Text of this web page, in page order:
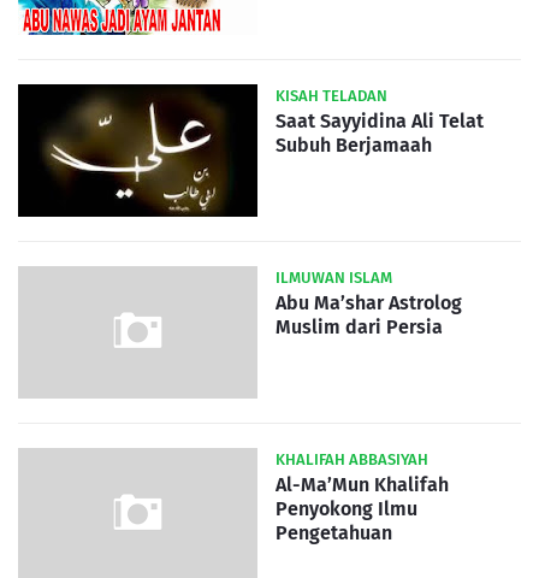
KISAH TELADAN
Saat Sayyidina Ali Telat
Subuh Berjamaah
ILMUWAN ISLAM
Abu Ma’shar Astrolog
Muslim dari Persia
KHALIFAH ABBASIYAH
Al-Ma’Mun Khalifah
Penyokong Ilmu
Pengetahuan